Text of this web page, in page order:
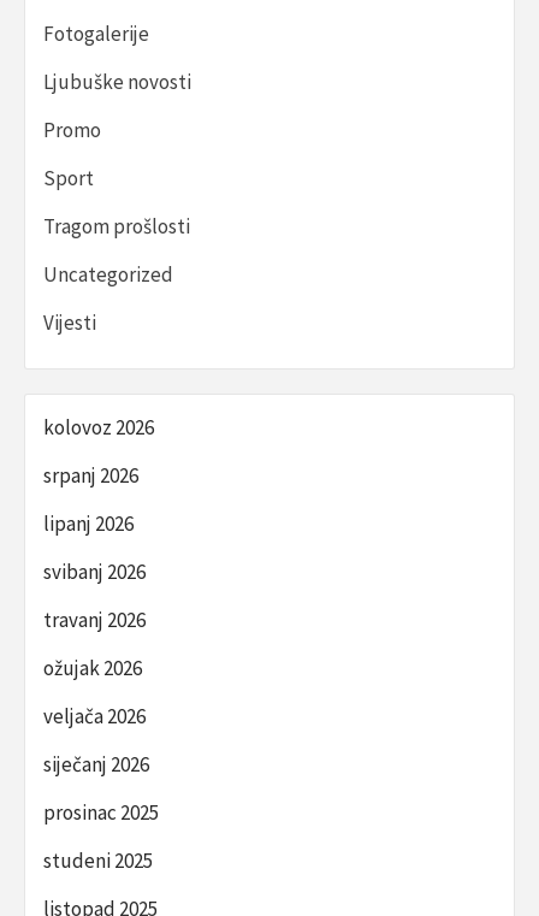
Fotogalerije
Ljubuške novosti
Promo
Sport
Tragom prošlosti
Uncategorized
Vijesti
kolovoz 2026
srpanj 2026
lipanj 2026
svibanj 2026
travanj 2026
ožujak 2026
veljača 2026
siječanj 2026
prosinac 2025
studeni 2025
listopad 2025